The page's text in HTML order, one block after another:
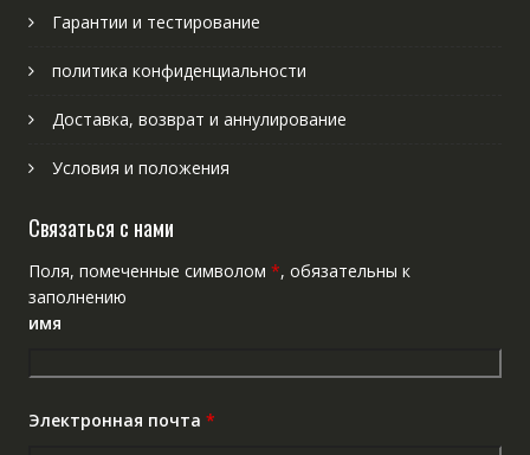
Гарантии и тестирование
политика конфиденциальности
Доставка, возврат и аннулирование
Условия и положения
Связаться с нами
Поля, помеченные символом *, обязательны к
заполнению
имя
Электронная почта *